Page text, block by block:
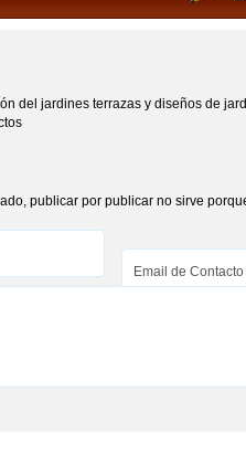
del jardines terrazas y diseños de
publicar por publicar no sirve